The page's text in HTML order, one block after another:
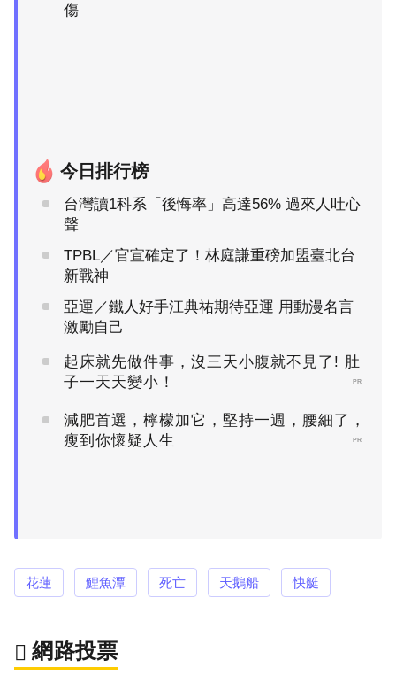
傷
今日排行榜
台灣讀1科系「後悔率」高達56% 過來人吐心
聲
TPBL／官宣確定了！林庭謙重磅加盟臺北台
新戰神
亞運／鐵人好手江典祐期待亞運 用動漫名言
激勵自己
起床就先做件事，沒三天小腹就不見了! 肚
子一天天變小！
PR
減肥首選，檸檬加它，堅持一週，腰細了，
瘦到你懷疑人生
PR
花蓮 鯉魚潭 死亡 天鵝船 快艇
網路投票